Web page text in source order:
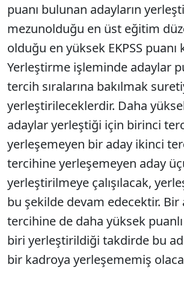
puanı bulunan adayların
mezunolduğu en üst eğitim
olduğu en yüksek EKPSS puanı
Yerleştirme işleminde adaylar
tercih sıralarına bakılmak
yerleştirileceklerdir. Daha
adaylar yerleştiği için birinci
yerleşemeyen bir aday ikinci
tercihine yerleşemeyen aday
yerleştirilmeye çalışılacak,
bu şekilde devam edecektir. Bir
tercihine de daha yüksek
biri yerleştirildiği takdirde bu
bir kadroya yerleşememiş